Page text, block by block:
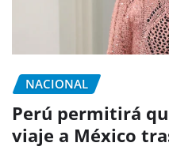
NACIONAL
Perú permitirá
viaje a México